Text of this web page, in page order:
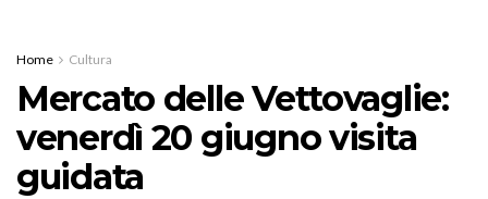
Home Cultura
Mercato delle Vettovaglie:
venerdì 20 giugno visita
guidata